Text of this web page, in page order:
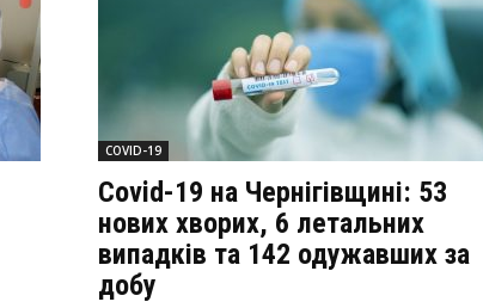
COVID-19
Covid-19 на Чернігівщині: 53
нових хворих, 6 летальних
випадків та 142 одужавших за
добу